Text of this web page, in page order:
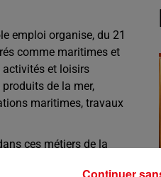
emploi organise, du 21
comme maritimes et
activités et loisirs
de la mer,
maritimes, travaux
ces métiers de la
23 mars aux